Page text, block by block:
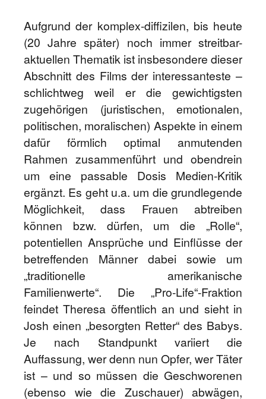
Aufgrund der komplex-diffizilen, bis heute
(20 Jahre später) noch immer streitbar-
aktuellen Thematik ist insbesondere dieser
Abschnitt des Films der interessanteste –
schlichtweg weil er die gewichtigsten
zugehörigen (juristischen, emotionalen,
politischen, moralischen) Aspekte in einem
dafür förmlich optimal anmutenden
Rahmen zusammenführt und obendrein
um eine passable Dosis Medien-Kritik
ergänzt. Es geht u.a. um die grundlegende
Möglichkeit, dass Frauen abtreiben
können bzw. dürfen, um die „Rolle“,
potentiellen Ansprüche und Einflüsse der
betreffenden Männer dabei sowie um
„traditionelle amerikanische
Familienwerte“. Die „Pro-Life“-Fraktion
feindet Theresa öffentlich an und sieht in
Josh einen „besorgten Retter“ des Babys.
Je nach Standpunkt variiert die
Auffassung, wer denn nun Opfer, wer Täter
ist – und so müssen die Geschworenen
(ebenso wie die Zuschauer) abwägen,